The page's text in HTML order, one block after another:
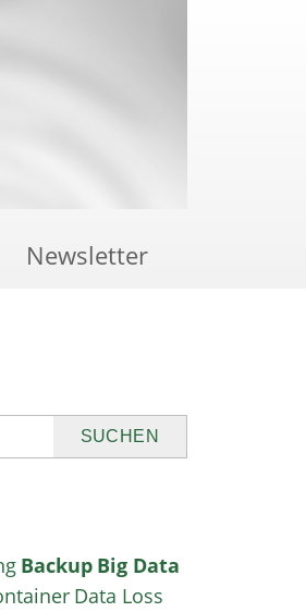
Newsletter
Backup Big Data
Data Loss